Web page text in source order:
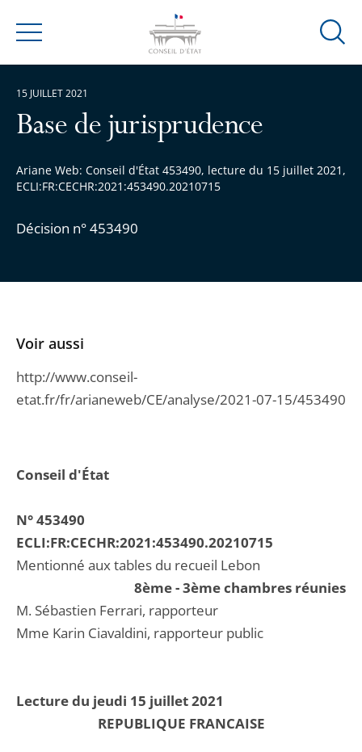
Menu
Ouvrir
Base de jurisprudence
Ariane Web: Conseil d'État 453490, lecture du 15 juillet 2021,
ECLI:FR:CECHR:2021:453490.20210715
Décision n° 453490
15 JUILLET 2021
Conseil d'État
N° 453490
ECLI:FR:CECHR:2021:453490.20210715
Mentionné aux tables du recueil Lebon
8ème - 3ème chambres réunies
M. Sébastien Ferrari, rapporteur
Mme Karin Ciavaldini, rapporteur public
Lecture du jeudi 15 juillet 2021
REPUBLIQUE FRANCAISE
Voir aussi
http://www.conseil-
etat.fr/fr/arianeweb/CE/analyse/2021-07-15/453490